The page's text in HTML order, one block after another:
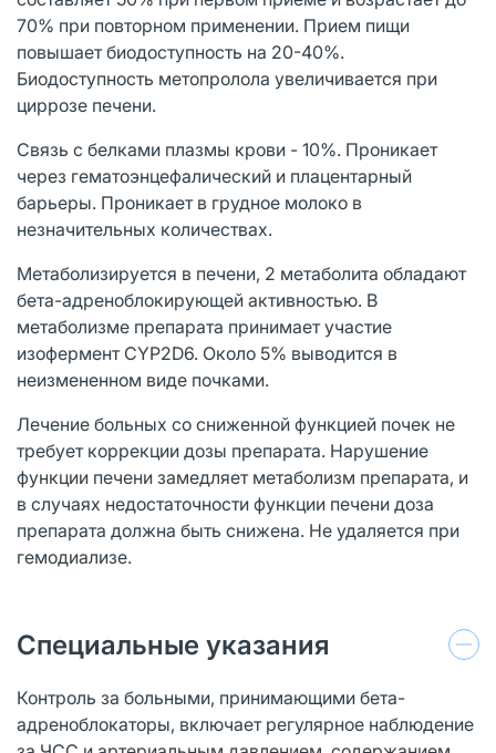
70% при повторном применении. Прием пищи
повышает биодоступность на 20-40%.
Биодоступность метопролола увеличивается при
циррозе печени.
Связь с белками плазмы крови - 10%. Проникает
через гематоэнцефалический и плацентарный
барьеры. Проникает в грудное молоко в
незначительных количествах.
Метаболизируется в печени, 2 метаболита обладают
бета-адреноблокирующей активностью. В
метаболизме препарата принимает участие
изофермент CYP2D6. Около 5% выводится в
неизмененном виде почками.
Лечение больных со сниженной функцией почек не
требует коррекции дозы препарата. Нарушение
функции печени замедляет метаболизм препарата, и
в случаях недостаточности функции печени доза
препарата должна быть снижена. Не удаляется при
гемодиализе.
Специальные указания
Контроль за больными, принимающими бета-
адреноблокаторы, включает регулярное наблюдение